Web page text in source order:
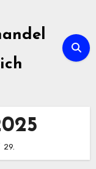
29.